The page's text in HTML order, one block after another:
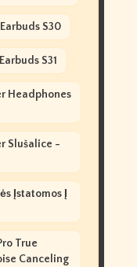
S30
S31
Headphones
Slušalice -
Įstatomos Į
True
Canceling